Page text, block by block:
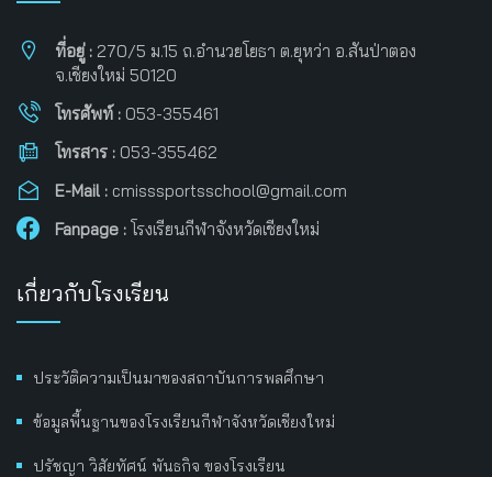
ที่อยู่ : 270/5 ม.15 ถ.อำนวยโยธา ต.ยุหว่า อ.สันป่าตอง
จ.เชียงใหม่ 50120
โทรศัพท์ : 053-355461
โทรสาร : 053-355462
E-Mail : cmisssportsschool@gmail.com
Fanpage : โรงเรียนกีฬาจังหวัดเชียงใหม่
เกี่ยวกับโรงเรียน
ประวัติความเป็นมาของสถาบันการพลศึกษา
ข้อมูลพื้นฐานของโรงเรียนกีฬาจังหวัดเชียงใหม่
ปรัชญา วิสัยทัศน์ พันธกิจ ของโรงเรียน